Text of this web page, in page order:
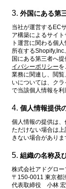
外国にある第
当社が運営するEC
ア構築によるサイ
ト運営に関わる個
所在する
国にある第三者へ
イバシーポリシー
業務に関連し、閲
いについては、ク
で当該個人情報を利
個人情報提供
個人情報の提供は
ただけない場合は
きない場合がありま
組織の名称及
株式会社アドグロー
〒150-0011 東京都
代表取締役 小林